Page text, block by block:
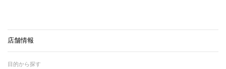
店舗情報
目的から探す